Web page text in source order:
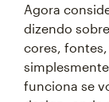
Agora
dizendo
cores,
funciona se